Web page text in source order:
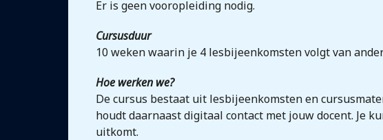
Er is geen vooropleiding nodig.
Cursusduur
10 weken waarin je 4 lesbijeenkomsten volgt van
Hoe werken we?
De cursus bestaat uit lesbijeenkomsten en
houdt daarnaast digitaal contact met jouw docent. Je
uitkomt.